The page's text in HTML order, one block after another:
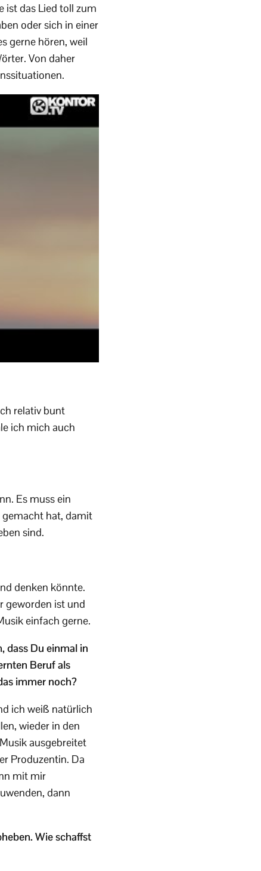
ist das Lied toll zum
oder sich in einer
gerne hören, weil
Von daher
relativ bunt
ich mich auch
Es muss ein
gemacht hat, damit
sind.
denken könnte.
geworden ist und
einfach gerne.
dass Du einmal in
Beruf als
immer noch?
ich weiß natürlich
wieder in den
ausgebreitet
Produzentin. Da
mit mir
dann
Wie schaffst